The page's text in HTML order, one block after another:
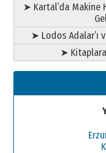
➤ Kartal’da Makine
➤ Lodos Adalar’ı
➤ Kitaplara